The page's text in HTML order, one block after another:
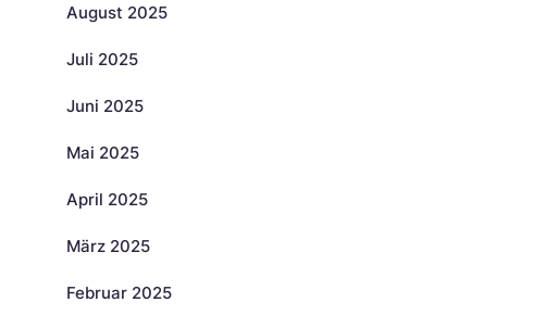
August 2025
Juli 2025
Juni 2025
Mai 2025
April 2025
März 2025
Februar 2025